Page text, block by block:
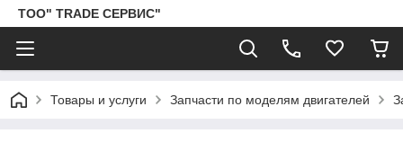
ТОО" TRADE СЕРВИС"
Товары и услуги Запчасти по моделям двигателей